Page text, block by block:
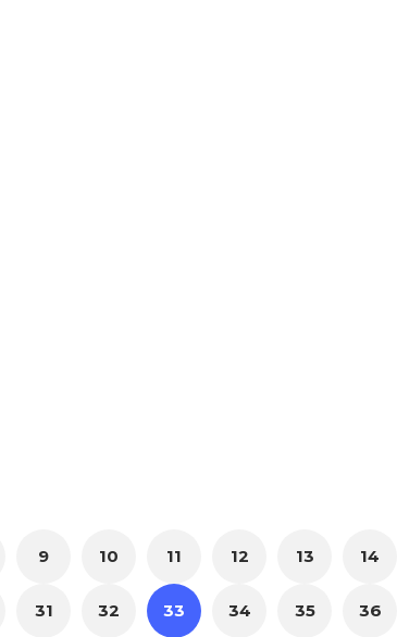
9 10 11 12 13 14
31 32 33 34 35 36